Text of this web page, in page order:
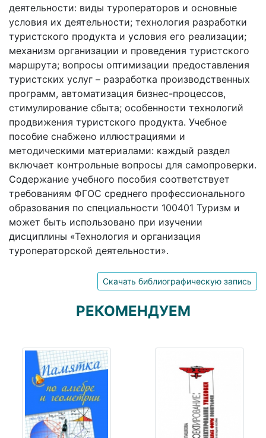
деятельности: виды туроператоров и основные
условия их деятельности; технология разработки
туристского продукта и условия его реализации;
механизм организации и проведения туристского
маршрута; вопросы оптимизации предоставления
туристских услуг – разработка производственных
программ, автоматизация бизнес-процессов,
стимулирование сбыта; особенности технологий
продвижения туристского продукта. Учебное
пособие снабжено иллюстрациями и
методическими материалами: каждый раздел
включает контрольные вопросы для самопроверки.
Содержание учебного пособия соответствует
требованиям ФГОС среднего профессионального
образования по специальности 100401 Туризм и
может быть использовано при изучении
дисциплины «Технология и организация
туроператорской деятельности».
Скачать библиографическую запись
РЕКОМЕНДУЕМ